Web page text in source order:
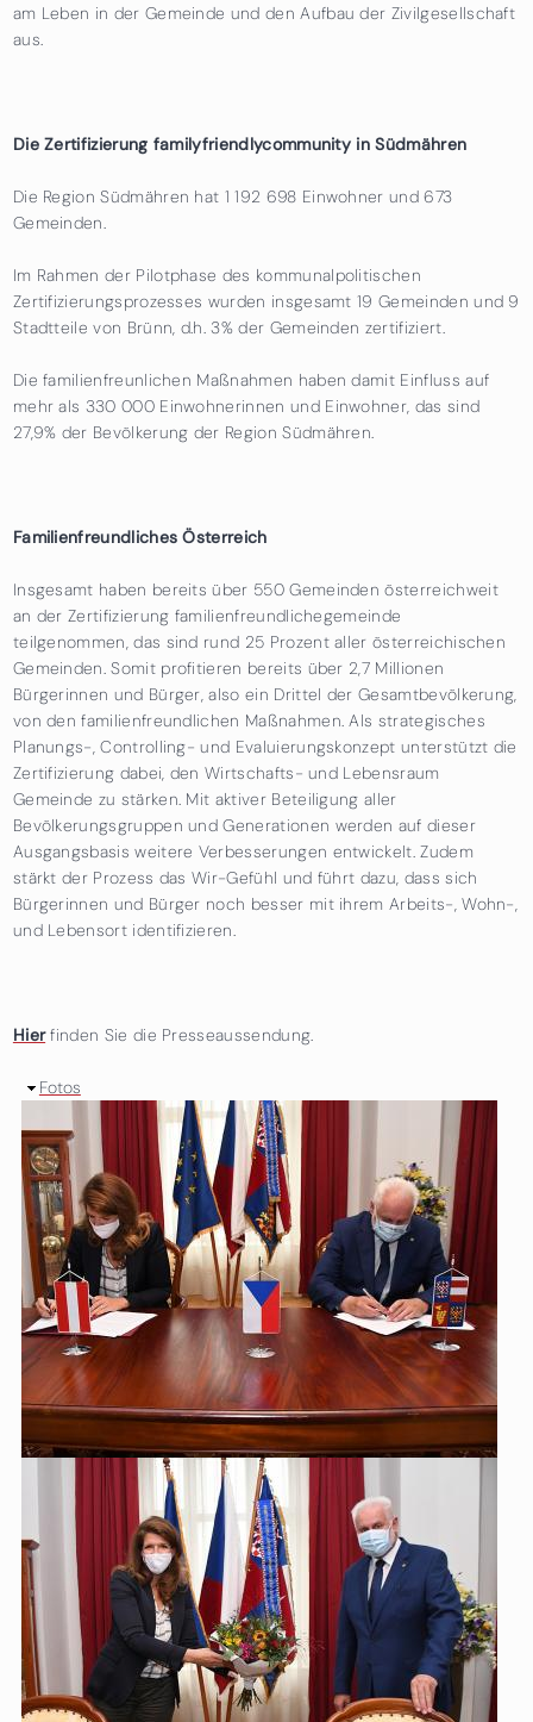
am Leben in der Gemeinde und den Aufbau der Zivilgesellschaft
aus.
Die Zertifizierung familyfriendlycommunity in Südmähren
Die Region Südmähren hat 1 192 698 Einwohner und 673
Gemeinden.
Im Rahmen der Pilotphase des kommunalpolitischen
Zertifizierungsprozesses wurden insgesamt 19 Gemeinden und 9
Stadtteile von Brünn, d.h. 3% der Gemeinden zertifiziert.
Die familienfreunlichen Maßnahmen haben damit Einfluss auf
mehr als 330 000 Einwohnerinnen und Einwohner, das sind
27,9% der Bevölkerung der Region Südmähren.
Familienfreundliches Österreich
Insgesamt haben bereits über 550 Gemeinden österreichweit
an der Zertifizierung familienfreundlichegemeinde
teilgenommen, das sind rund 25 Prozent aller österreichischen
Gemeinden. Somit profitieren bereits über 2,7 Millionen
Bürgerinnen und Bürger, also ein Drittel der Gesamtbevölkerung,
von den familienfreundlichen Maßnahmen. Als strategisches
Planungs-, Controlling- und Evaluierungskonzept unterstützt die
Zertifizierung dabei, den Wirtschafts- und Lebensraum
Gemeinde zu stärken. Mit aktiver Beteiligung aller
Bevölkerungsgruppen und Generationen werden auf dieser
Ausgangsbasis weitere Verbesserungen entwickelt. Zudem
stärkt der Prozess das Wir-Gefühl und führt dazu, dass sich
Bürgerinnen und Bürger noch besser mit ihrem Arbeits-, Wohn-,
und Lebensort identifizieren.
Hierfinden Sie die Presseaussendung.
Ausblenden
Fotos